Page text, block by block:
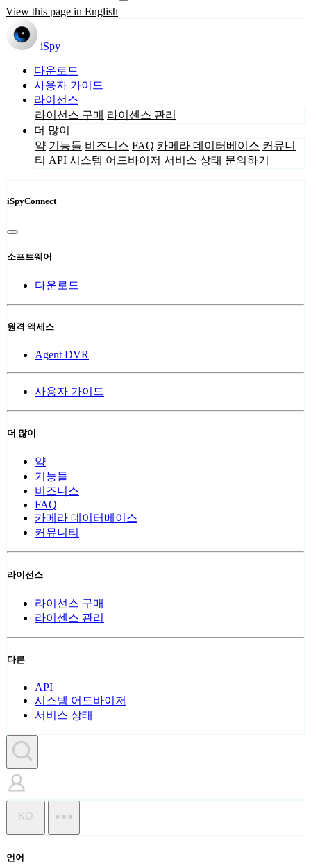
View this page in English
iSpy
다운로드
사용자 가이드
라이선스
라이선스 구매 라이센스 관리
더 많이
약 기능들 비즈니스 FAQ 카메라 데이터베이스 커뮤니
티 API 시스템 어드바이저 서비스 상태 문의하기
iSpyConnect
소프트웨어
다운로드
원격 액세스
Agent DVR
사용자 가이드
더 많이
약
기능들
비즈니스
FAQ
카메라 데이터베이스
커뮤니티
라이선스
라이선스 구매
라이센스 관리
다른
API
시스템 어드바이저
서비스 상태
KO
언어